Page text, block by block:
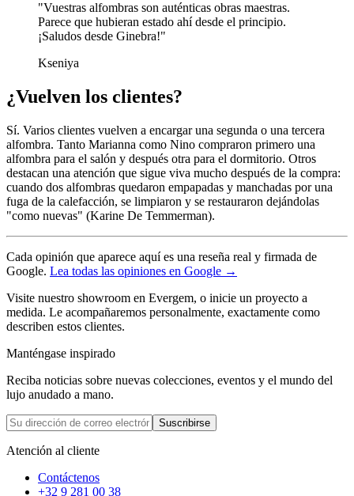
"Vuestras alfombras son auténticas obras maestras.
Parece que hubieran estado ahí desde el principio.
¡Saludos desde Ginebra!"
Kseniya
¿Vuelven los clientes?
Sí. Varios clientes vuelven a encargar una segunda o una tercera
alfombra. Tanto Marianna como Nino compraron primero una
alfombra para el salón y después otra para el dormitorio. Otros
destacan una atención que sigue viva mucho después de la compra:
cuando dos alfombras quedaron empapadas y manchadas por una
fuga de la calefacción, se limpiaron y se restauraron dejándolas
"como nuevas" (Karine De Temmerman).
Cada opinión que aparece aquí es una reseña real y firmada de
Google. Lea todas las opiniones en Google →
Visite nuestro showroom en Evergem, o inicie un proyecto a
medida. Le acompañaremos personalmente, exactamente como
describen estos clientes.
Manténgase inspirado
Reciba noticias sobre nuevas colecciones, eventos y el mundo del
lujo anudado a mano.
Suscribirse
Atención al cliente
Contáctenos
+32 9 281 00 38